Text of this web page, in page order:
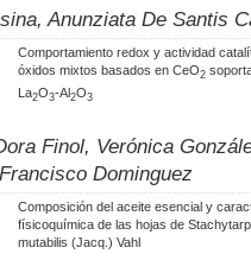
Anunziata De Santis
Comportamiento redox y actividad
óxidos mixtos basados en CeO2
La2O3-Al2O3
Finol, Verónica
Dominguez
Composición del aceite esencial y
físicoquímica de las hojas de
mutabilis (Jacq.) Vahl